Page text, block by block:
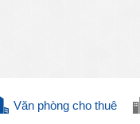
Văn phòng cho thuê